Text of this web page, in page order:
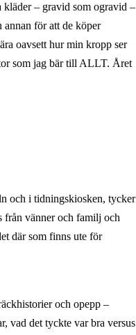
kläder – gravid som ogravid –
annan för att de köper
oavsett hur min kropp ser
som jag bär till ALLT. Året
och i tidningskiosken, tycker
från vänner och familj och
där som finns ute för
och opepp –
vad det tyckte var bra versus